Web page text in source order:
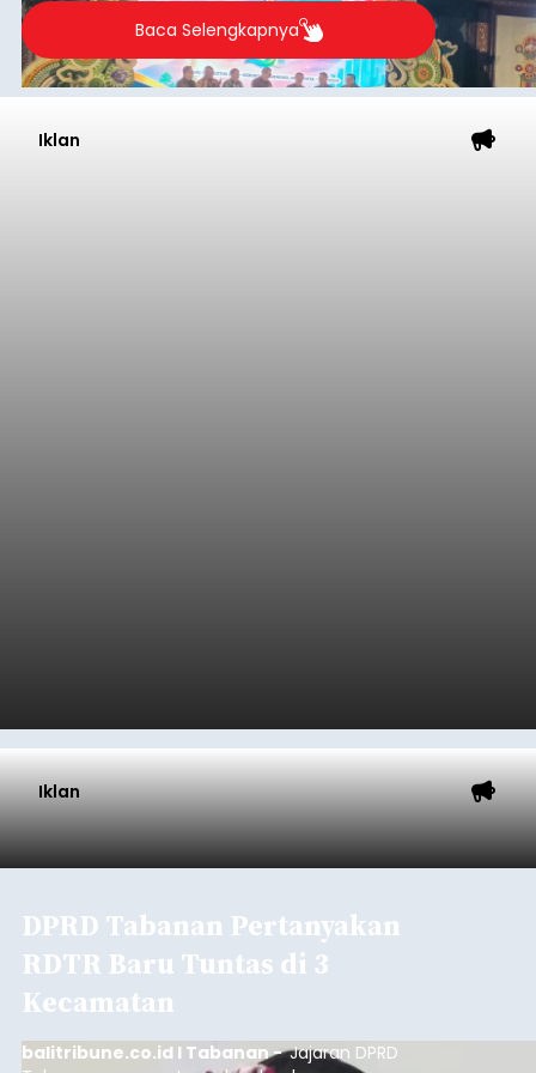
Baca Selengkapnya
Iklan
Iklan
DPRD Tabanan Pertanyakan
RDTR Baru Tuntas di 3
Kecamatan
balitribune.co.id I Tabanan -Jajaran DPRD